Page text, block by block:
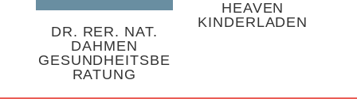
DR. RER. NAT.
DAHMEN
GESUNDHEITSBE
RATUNG
HEAVEN
KINDERLADEN